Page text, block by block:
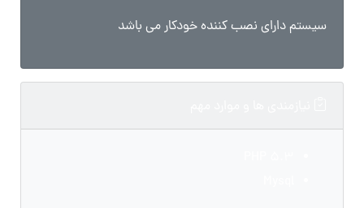
سیستم دارای نصب کننده خودکار می باشد